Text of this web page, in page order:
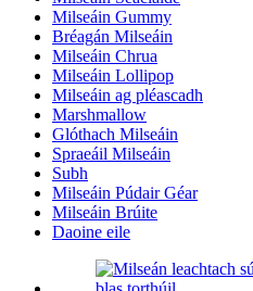
Milseáin Gummy
Bréagán Milseáin
Milseáin Chrua
Milseáin Lollipop
Milseáin ag pléascadh
Marshmallow
Glóthach Milseáin
Spraeáil Milseáin
Subh
Milseáin Púdair Géar
Milseáin Brúite
Daoine eile